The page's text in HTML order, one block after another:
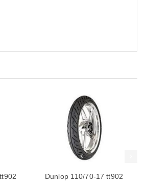
Dunlop 110/70-17 tt902